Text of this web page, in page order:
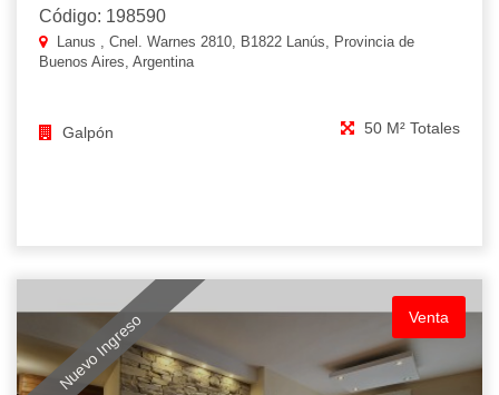
Código: 198590
Lanus , Cnel. Warnes 2810, B1822 Lanús, Provincia de
Buenos Aires, Argentina
Galpón 50 M² Totales
Nuevo Ingreso Venta